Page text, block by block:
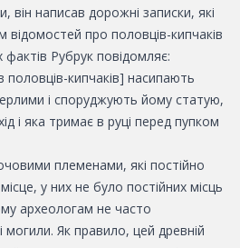
написав дорожні записки, які
про половців-кипчаків
Рубрук повідомляє:
половців-кипчаків] насипають
і споруджують йому статую,
і яка тримає в руці перед пупком
племенами, які постійно
у них не було постійних місць
археологам не часто
Як правило, цей древній